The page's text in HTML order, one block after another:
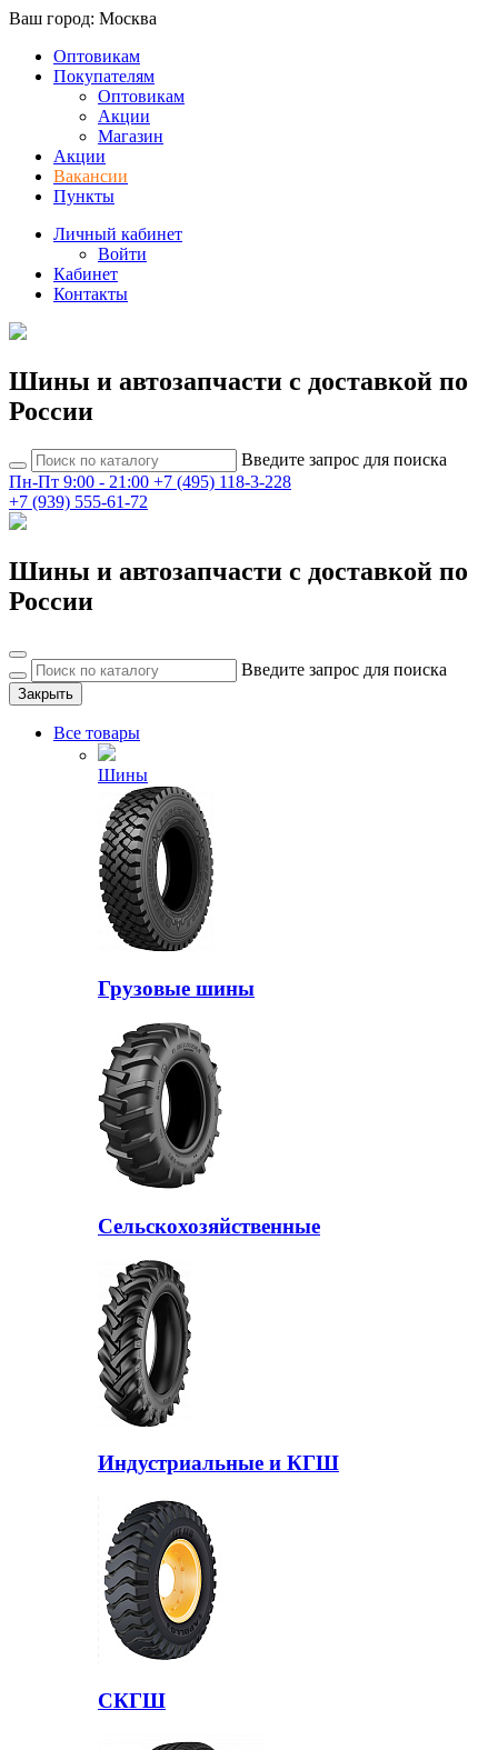
Ваш город: Москва
Оптовикам
Покупателям
Оптовикам
Акции
Магазин
Акции
Вакансии
Пункты
Личный кабинет
Войти
Кабинет
Контакты
Шины и автозапчасти с доставкой по
России
Введите запрос для поиска
Пн-Пт 9:00 - 21:00 +7 (495) 118-3-228
+7 (939) 555-61-72
Шины и автозапчасти с доставкой по
России
Введите запрос для поиска
Закрыть
Все товары
Шины
Грузовые шины
Сельскохозяйственные
Индустриальные и КГШ
СКГШ